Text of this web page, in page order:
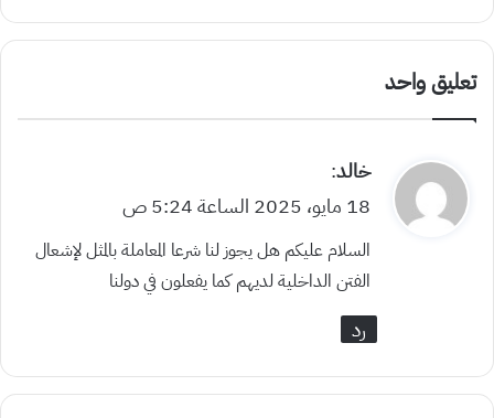
تعليق واحد
ي
ق
و
ل
خالد:
18 مايو، 2025 الساعة 5:24 ص
السلام عليكم هل يجوز لنا شرعا المعاملة بالمثل لإشعال
الفتن الداخلية لديهم كما يفعلون في دولنا
رد